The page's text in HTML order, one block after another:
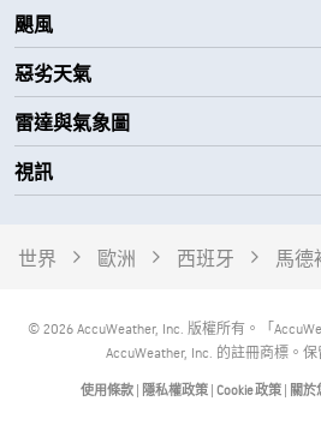
颶風
惡劣天氣
雷達與氣象圖
視訊
世界 歐洲 西班牙 馬德
© 2026 AccuWeather, Inc. 版權所有。「
AccuWeather, Inc. 的註冊商標。
使用條款 隱私權政策 Cookie 政策 關於